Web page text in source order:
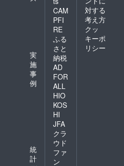
実
施
事
例
統
計
CAM
PFI
RE
ふる
さと
納税
AD
FOR
ALL
HIO
KOS
HI
JFA
クラ
ウド
ファ
ン
対する
考え方
クッ
キーポ
リシー